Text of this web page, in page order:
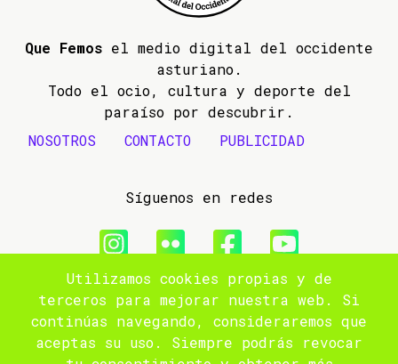
Que Femos el medio digital del occidente
asturiano.
Todo el ocio, cultura y deporte del
paraíso por descubrir.
NOSOTROS
CONTACTO PUBLICIDAD
Síguenos en redes
© 2009- 2026 Que Femos
Aviso legal
Utilizamos cookies propias y de
terceros para mejorar nuestra web. Si
continúas navegando, consideraremos que
aceptas su uso. Siempre podrás revocar